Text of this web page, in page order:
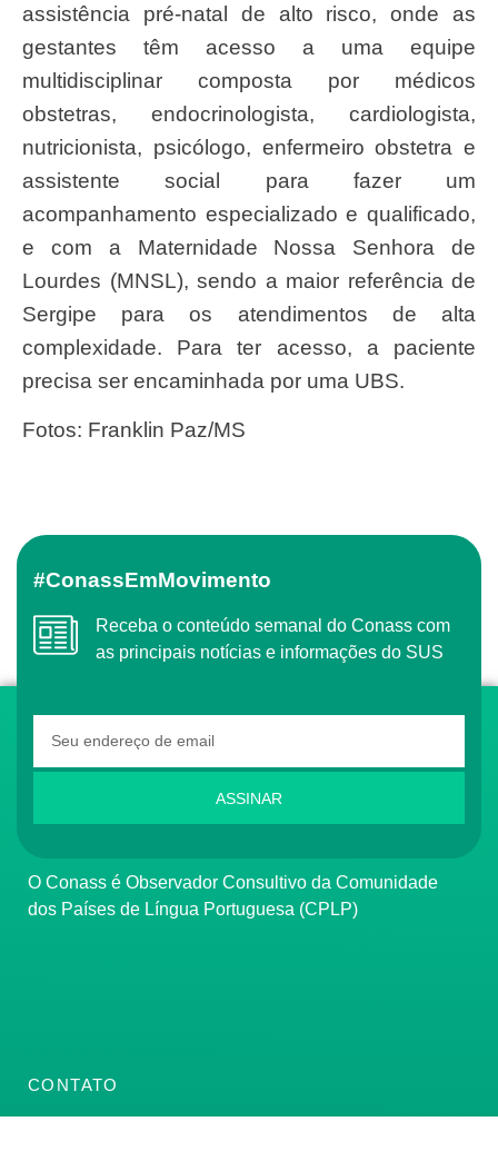
assistência pré-natal de alto risco, onde as
gestantes têm acesso a uma equipe
multidisciplinar composta por médicos
obstetras, endocrinologista, cardiologista,
nutricionista, psicólogo, enfermeiro obstetra e
assistente social para fazer um
acompanhamento especializado e qualificado,
e com a Maternidade Nossa Senhora de
Lourdes (MNSL), sendo a maior referência de
Sergipe para os atendimentos de alta
complexidade. Para ter acesso, a paciente
precisa ser encaminhada por uma UBS.
Fotos: Franklin Paz/MS
#ConassEmMovimento
Receba o conteúdo semanal do Conass com
as principais notícias e informações do SUS
ASSINAR
O Conass é Observador Consultivo da Comunidade
dos Países de Língua Portuguesa (CPLP)
CONTATO